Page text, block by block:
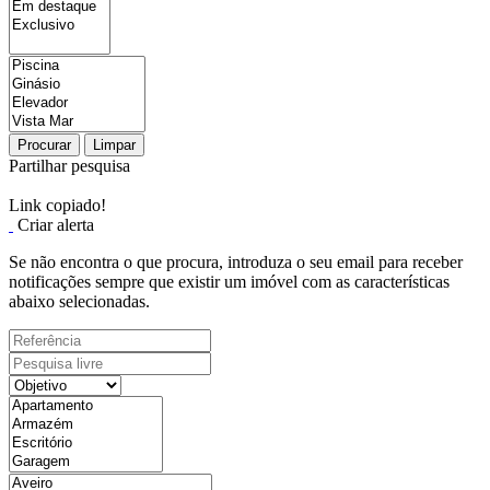
Procurar Limpar
Partilhar pesquisa
Link copiado!
Criar alerta
Se não encontra o que procura, introduza o seu email para receber
notificações sempre que existir um imóvel com as características
abaixo selecionadas.